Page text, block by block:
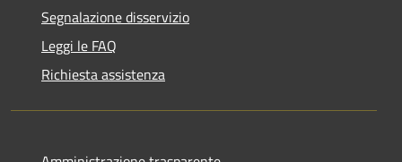
Segnalazione disservizio
Leggi le FAQ
Richiesta assistenza